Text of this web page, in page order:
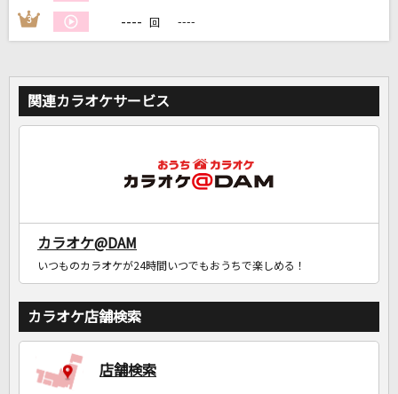
3 ---- 回 ----
関連カラオケサービス
カラオケ@DAM
いつものカラオケが24時間いつでもおうちで楽しめる！
カラオケ店舗検索
店舗検索